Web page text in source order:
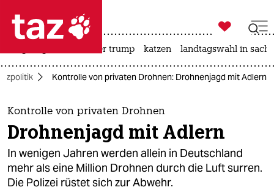
 taz zahl ich
taz zahl ich
themen
politik
öko

taz zahl ich
usa unter trump katzen landtagswahl in
Kontrolle von privaten Drohnen: Drohnenjagd mit Adlern
Kontrolle von privaten Drohnen
Drohnenjagd mit Adlern
In wenigen Jahren werden allein in Deutschland
mehr als eine Million Drohnen durch die Luft surren.
Die Polizei rüstet sich zur Abwehr.